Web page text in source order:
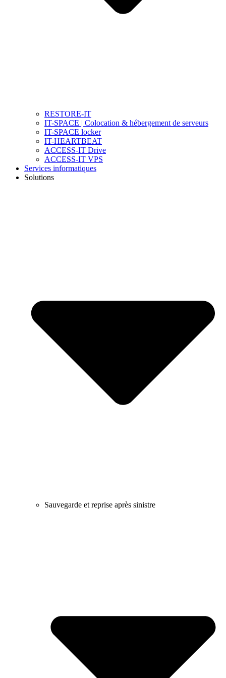
RESTORE-IT
IT-SPACE | Colocation & hébergement de serveurs
IT-SPACE locker
IT-HEARTBEAT
ACCESS-IT Drive
ACCESS-IT VPS
Services informatiques
Solutions
Sauvegarde et reprise après sinistre